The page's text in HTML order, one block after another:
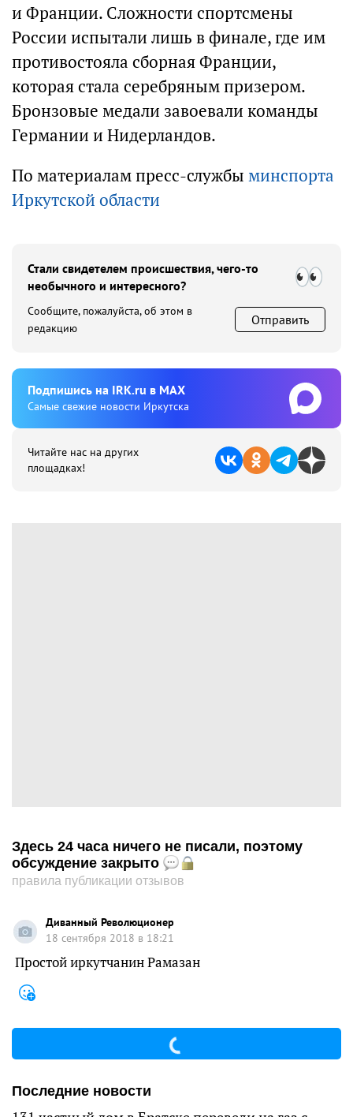
и Франции. Сложности спортсмены
России испытали лишь в финале, где им
противостояла сборная Франции,
которая стала серебряным призером.
Бронзовые медали завоевали команды
Германии и Нидерландов.
По материалам пресс-службы минспорта
Иркутской области
Стали свидетелем происшествия, чего-то
необычного и интересного?
Сообщите, пожалуйста, об этом в
редакцию
Отправить
Подпишиcь на IRK.ru в MAX
Cамые свежие новости Иркутска
Читайте нас на других
площадках!
Здесь 24 часа ничего не писали, поэтому
обсуждение закрыто
правила публикации отзывов
Диванный Революционер
18 сентября 2018 в 18:21
Простой иркутчанин Рамазан
Последние новости